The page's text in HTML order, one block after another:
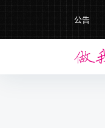
公告